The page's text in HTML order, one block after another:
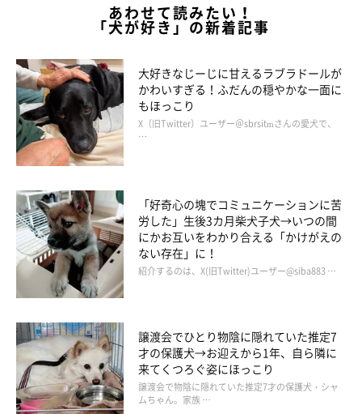
あわせて読みたい！
「犬が好き」の新着記事
大好きなじーじに甘えるラブラドールが
かわいすぎる！ふだんの穏やかな一面に
もほっこり
X（旧Twitter）ユーザー＠sbrsitmさんの愛犬で、
…
「好奇心の塊でコミュニケーションに苦
労した」生後3カ月柴犬子犬→いつの間
にかお互いをわかり合える「かけがえの
ない存在」に！
紹介するのは、X(旧Twitter)ユーザー@siba883 …
譲渡会でひとり物陰に隠れていた推定7
才の保護犬→お迎えから1年、自ら隣に
来てくつろぐ姿にほっこり
譲渡会で物陰に隠れていた推定7才の保護犬・シャ
ムちゃん。家族 …